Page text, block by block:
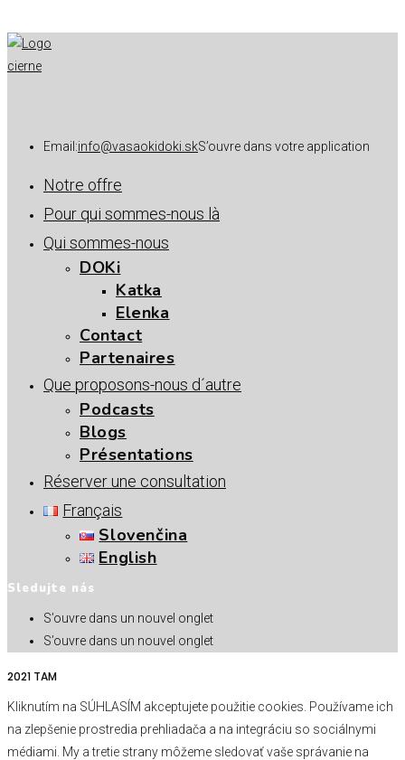
Email:info@vasaokidoki.skS’ouvre dans votre application
Notre offre
Pour qui sommes-nous là
Qui sommes-nous
DOKi
Katka
Elenka
Contact
Partenaires
Que proposons-nous d´autre
Podcasts
Blogs
Présentations
Réserver une consultation
Français
Slovenčina
English
Sledujte nás
S’ouvre dans un nouvel onglet
S’ouvre dans un nouvel onglet
2021 TAM
Kliknutím na SÚHLASÍM akceptujete použitie cookies. Používame ich
na zlepšenie prostredia prehliadača a na integráciu so sociálnymi
médiami. My a tretie strany môžeme sledovať vaše správanie na